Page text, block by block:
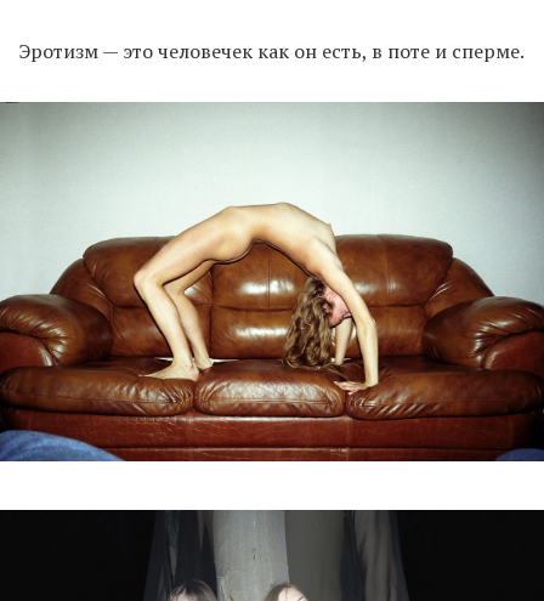
Эротизм — это человечек как он есть, в поте и сперме.